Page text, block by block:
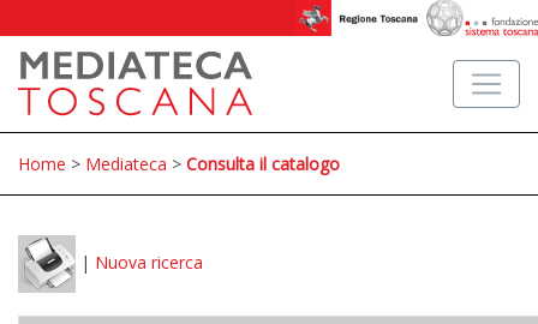
Home > Mediateca > Consulta il catalogo
| Nuova ricerca